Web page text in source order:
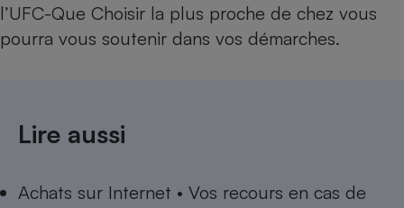
l’UFC-Que Choisir la plus proche de chez vous
pourra vous soutenir dans vos démarches.
Lire aussi
Achats sur Internet • Vos recours en cas de